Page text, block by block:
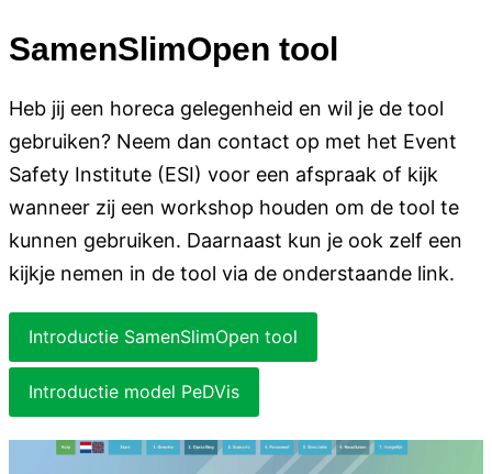
SamenSlimOpen tool
Heb jij een horeca gelegenheid en wil je de tool
gebruiken? Neem dan contact op met het Event
Safety Institute (ESI) voor een afspraak of kijk
wanneer zij een workshop houden om de tool te
kunnen gebruiken. Daarnaast kun je ook zelf een
kijkje nemen in de tool via de onderstaande link.
Introductie SamenSlimOpen tool
Introductie model PeDVis